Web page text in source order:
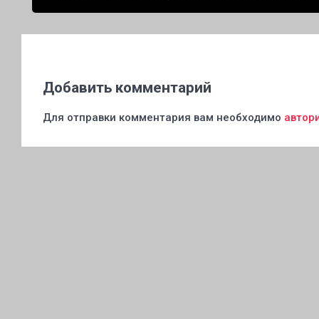
Добавить комментарий
Для отправки комментария вам необходимо